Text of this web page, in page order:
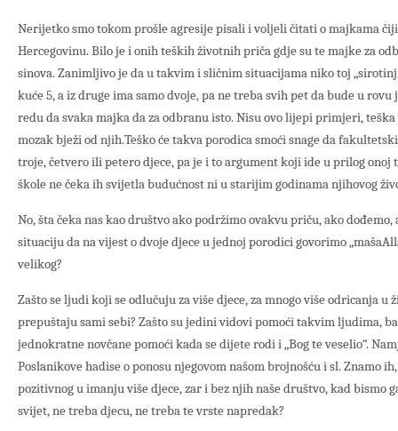
Nerijetko smo tokom prošle agresije pisali i voljeli čitati o majkama
Hercegovinu. Bilo je i onih teških životnih priča gdje su te majke za
sinova. Zanimljivo je da u takvim i sličnim situacijama niko toj
kuće 5, a iz druge ima samo dvoje, pa ne treba svih pet da bude u
redu da svaka majka da za odbranu isto. Nisu ovo lijepi primjeri,
mozak bježi od njih.Teško će takva porodica smoći snage da
troje, četvero ili petero djece, pa je i to argument koji ide u prilog onoj
škole ne čeka ih svijetla budućnost ni u starijim godinama njihovog
No, šta čeka nas kao društvo ako podržimo ovakvu priču, ako dođemo,
situaciju da na vijest o dvoje djece u jednoj porodici govorimo
velikog?
Zašto se ljudi koji se odlučuju za više djece, za mnogo više odricanja
prepuštaju sami sebi? Zašto su jedini vidovi pomoći takvim ljudima,
jednokratne novčane pomoći kada se dijete rodi i „Bog te veselio“.
Poslanikove hadise o ponosu njegovom našom brojnošću i sl. Znamo
pozitivnog u imanju više djece, zar i bez njih naše društvo, kad bismo
svijet, ne treba djecu, ne treba te vrste napredak?